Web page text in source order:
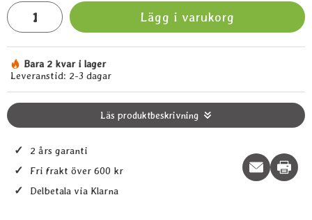
antal
Lägg i varukorg
Tillgänglighet:
Bara 2 kvar i lager
Leveranstid: 2-3 dagar
Läs produktbeskrivning
✓ 2 års garanti
✓ Fri frakt över 600 kr
✓ Delbetala via Klarna
Print